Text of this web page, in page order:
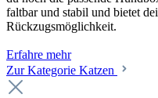
faltbar und stabil und bietet
Rückzugsmöglichkeit.
Erfahre mehr
Zur Kategorie Katzen